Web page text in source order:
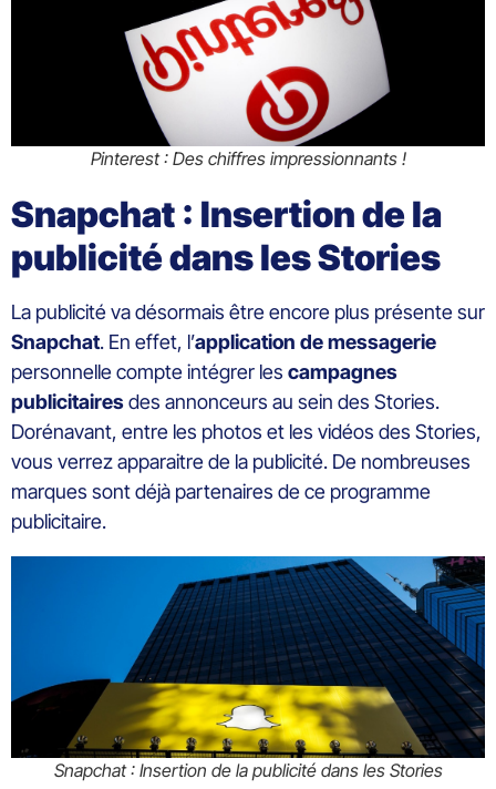
Pinterest : Des chiffres impressionnants !
Snapchat : Insertion de la
publicité dans les Stories
La publicité va désormais être encore plus présente sur
Snapchat. En effet, l’application demessagerie
personnelle compte intégrer les campagnes
publicitairesdes annonceurs au sein des Stories.
Dorénavant, entre les photos et les vidéos des Stories,
vous verrez apparaitre de la publicité. De nombreuses
marques sont déjà partenaires de ce programme
publicitaire.
Snapchat : Insertion de la publicité dans les Stories